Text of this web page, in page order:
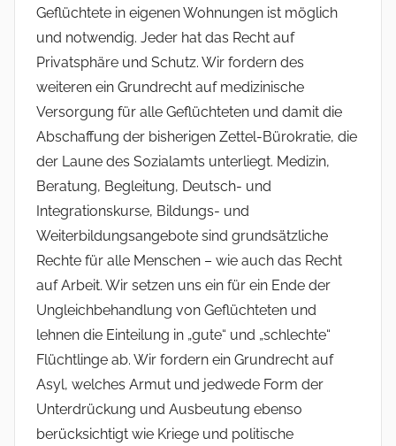
Geflüchtete in eigenen Wohnungen ist möglich
und notwendig. Jeder hat das Recht auf
Privatsphäre und Schutz. Wir fordern des
weiteren ein Grundrecht auf medizinische
Versorgung für alle Geflüchteten und damit die
Abschaffung der bisherigen Zettel-Bürokratie, die
der Laune des Sozialamts unterliegt. Medizin,
Beratung, Begleitung, Deutsch- und
Integrationskurse, Bildungs- und
Weiterbildungsangebote sind grundsätzliche
Rechte für alle Menschen – wie auch das Recht
auf Arbeit. Wir setzen uns ein für ein Ende der
Ungleichbehandlung von Geflüchteten und
lehnen die Einteilung in „gute“ und „schlechte“
Flüchtlinge ab. Wir fordern ein Grundrecht auf
Asyl, welches Armut und jedwede Form der
Unterdrückung und Ausbeutung ebenso
berücksichtigt wie Kriege und politische